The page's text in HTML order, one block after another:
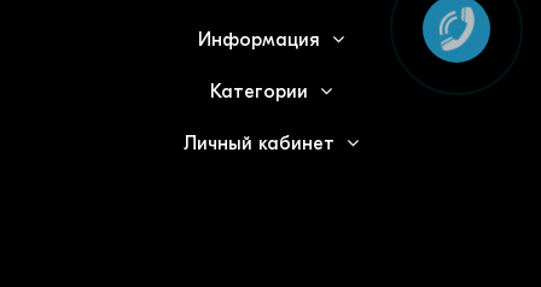
Информация
Категории
Личный кабинет